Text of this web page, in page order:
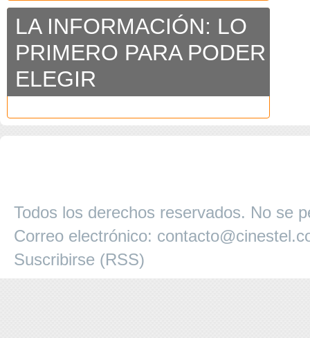
LA INFORMACIÓN: LO
PRIMERO PARA PODER
ELEGIR
Todos los derechos reservados. No se
Correo electrónico:
Suscribirse (RSS)